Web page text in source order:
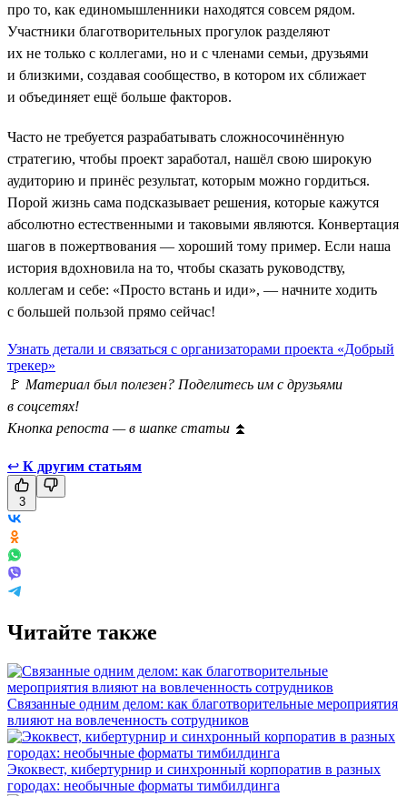
про то, как единомышленники находятся совсем рядом.
Участники благотворительных прогулок разделяют
их не только с коллегами, но и с членами семьи, друзьями
и близкими, создавая сообщество, в котором их сближает
и объединяет ещё больше факторов.
Часто не требуется разрабатывать сложносочинённую
стратегию, чтобы проект заработал, нашёл свою широкую
аудиторию и принёс результат, которым можно гордиться.
Порой жизнь сама подсказывает решения, которые кажутся
абсолютно естественными и таковыми являются. Конвертация
шагов в пожертвования — хороший тому пример. Если наша
история вдохновила на то, чтобы сказать руководству,
коллегам и себе: «Просто встань и иди», — начните ходить
с большей пользой прямо сейчас!
Узнать детали и связаться с организаторами проекта «Добрый
трекер»
🚩 Материал был полезен? Поделитесь им с друзьями
в соцсетях!
Кнопка репоста — в шапке статьи ⏫
↩ К другим статьям
3
Читайте также
Связанные одним делом: как благотворительные мероприятия
влияют на вовлеченность сотрудников
Экоквест, кибертурнир и синхронный корпоратив в разных
городах: необычные форматы тимбилдинга